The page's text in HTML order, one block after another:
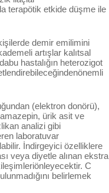
terapötik etkide düşme ile
demir emilimini
artışlar kalıtsal
hastalığın heterozigot
(elektron donörü),
ürik asit ve
analizi gibi
laboratuvar
İndirgeyici özelliklere
veya diyetle alınan ekstra
C
belirlemek